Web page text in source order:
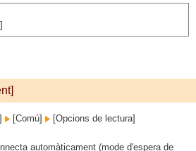
[Comú] [Opcions de lectura]
automàticament (mode d'espera de